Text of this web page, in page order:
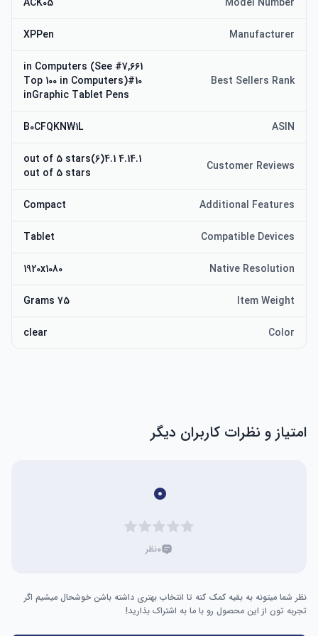
Manufacturer
XPPen
Best Sellers Rank
#7,661 in Computers (See
Top 100 in Computers)#10
inGraphic Tablet Pens
ASIN
B0CFQKNW1L
Customer Reviews
4.14.1 out of 5 stars(6)4.1
out of 5 stars
Additional Features
Compact
Compatible Devices
Tablet
Native Resolution
1920x1080
Item Weight
75 Grams
Color
clear
امتیاز و نظرات کاربران دیگر
۰
۰نظر
نظر شما میتونه به بقیه کمک کنه تا انتخاب بهتری داشته باشن خوشحال میشیم اگر
تجربه تون از این محصول رو با ما به اشتراک بذارید!